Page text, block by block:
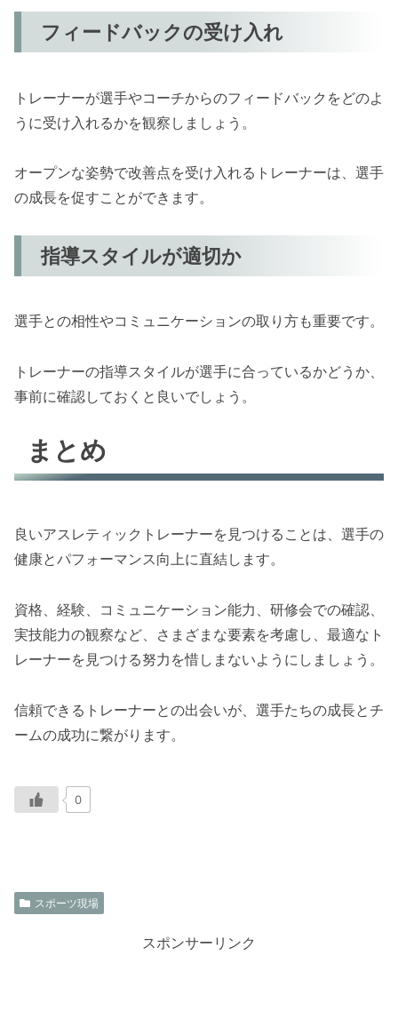
フィードバックの受け入れ
トレーナーが選手やコーチからのフィードバックをどのよ
うに受け入れるかを観察しましょう。
オープンな姿勢で改善点を受け入れるトレーナーは、選手
の成長を促すことができます。
指導スタイルが適切か
選手との相性やコミュニケーションの取り方も重要です。
トレーナーの指導スタイルが選手に合っているかどうか、
事前に確認しておくと良いでしょう。
まとめ
良いアスレティックトレーナーを見つけることは、選手の
健康とパフォーマンス向上に直結します。
資格、経験、コミュニケーション能力、研修会での確認、
実技能力の観察など、さまざまな要素を考慮し、最適なト
レーナーを見つける努力を惜しまないようにしましょう。
信頼できるトレーナーとの出会いが、選手たちの成長とチ
ームの成功に繋がります。
0
スポーツ現場
スポンサーリンク